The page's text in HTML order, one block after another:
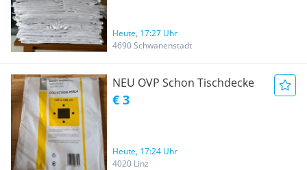
Heute, 17:27 Uhr
4690 Schwanenstadt
NEU OVP Schon Tischdecke
€ 3
Heute, 17:24 Uhr
4020 Linz